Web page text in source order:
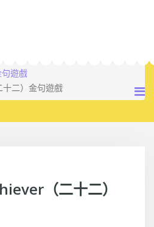
遊戲
十二）金句遊戲
（二十二）